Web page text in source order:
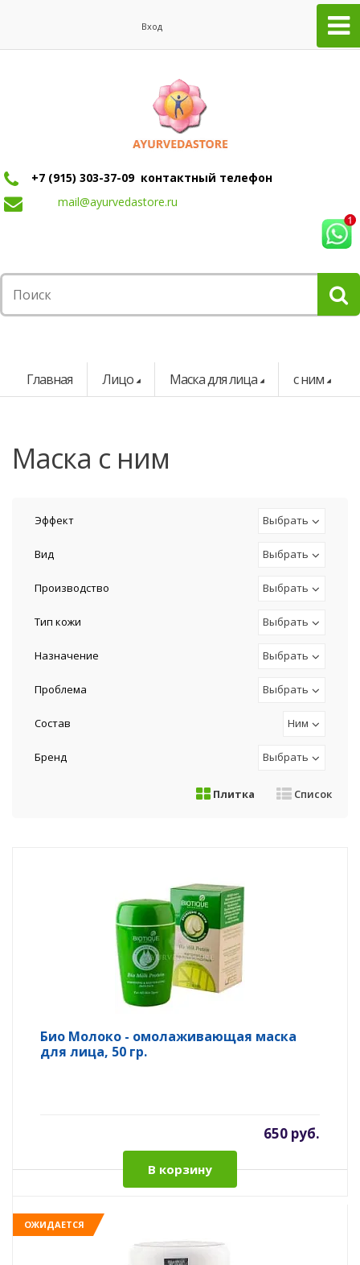
Вход
+7 (915) 303-37-09 контактный телефон
mail@ayurvedastore.ru
Главная Лицо Маска для лица с ним
маска с ним
Эффект Выбрать
Вид Выбрать
Производство Выбрать
Тип кожи Выбрать
Назначение Выбрать
Проблема Выбрать
Состав Ним
Бренд Выбрать
Плитка Список
Био Молоко - омолаживающая маска
для лица, 50 гр.
650 руб.
В корзину
ОЖИДАЕТСЯ